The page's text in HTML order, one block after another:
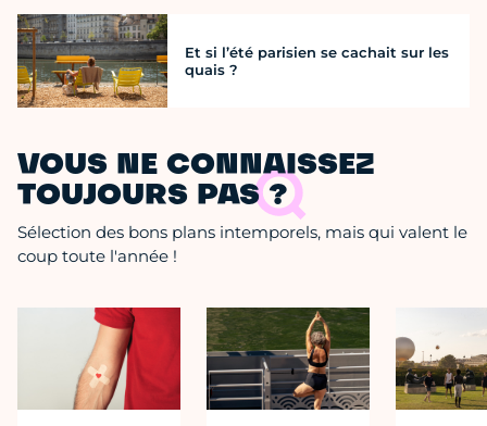
Et si l’été parisien se cachait sur les
quais ?
VOUS NE CONNAISSEZ
TOUJOURS PAS ?
Sélection des bons plans intemporels, mais qui valent le
coup toute l'année !